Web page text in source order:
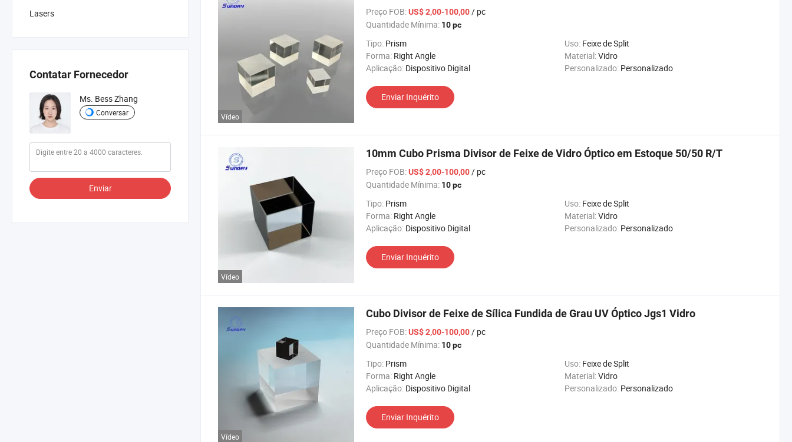
Lasers
Contatar Fornecedor
Ms. Bess Zhang
Conversar
Enviar
Vídeo
Preço FOB:US$ 2,00-100,00/ pc
Quantidade Mínima: 10 pc
Tipo: Prism Uso: Feixe de Split
Forma: Right Angle Material:Vidro
Aplicação: Dispositivo Digital Personalizado: Personalizado
Enviar Inquérito
Vídeo
10mm Cubo Prisma Divisor de Feixe de Vidro Óptico em Estoque 50/50 R/T
Preço FOB:US$ 2,00-100,00/ pc
Quantidade Mínima: 10 pc
Tipo: Prism Uso: Feixe de Split
Forma: Right Angle Material:Vidro
Aplicação: Dispositivo Digital Personalizado: Personalizado
Enviar Inquérito
Vídeo
Cubo Divisor de Feixe de Sílica Fundida de Grau UV Óptico Jgs1 Vidro
Preço FOB:US$ 2,00-100,00/ pc
Quantidade Mínima: 10 pc
Tipo: Prism Uso: Feixe de Split
Forma: Right Angle Material:Vidro
Aplicação: Dispositivo Digital Personalizado: Personalizado
Enviar Inquérito